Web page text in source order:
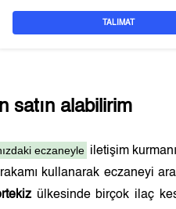
TALIMAT
satın alabilirim
eczaneyle iletişim
rakamı kullanarak eczaneyi
ülkesinde birçok ilaç